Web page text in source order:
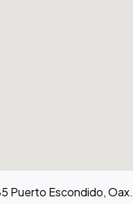
Puerto Escondido, Oax.